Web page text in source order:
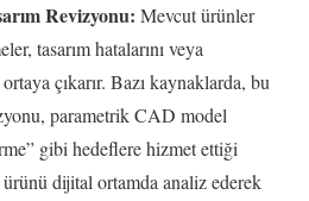
Revizyonu: Mevcut ürünler
tasarım hatalarını veya
çıkarır. Bazı kaynaklarda, bu
parametrik CAD model
gibi hedeflere hizmet ettiği
dijital ortamda analiz ederek